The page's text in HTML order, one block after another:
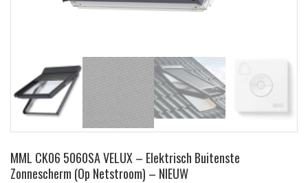
MML CK06 5060SA VELUX – Elektrisch Buitenste
Zonnescherm (Op Netstroom) – NIEUW